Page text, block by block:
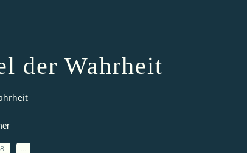
der Wahrheit